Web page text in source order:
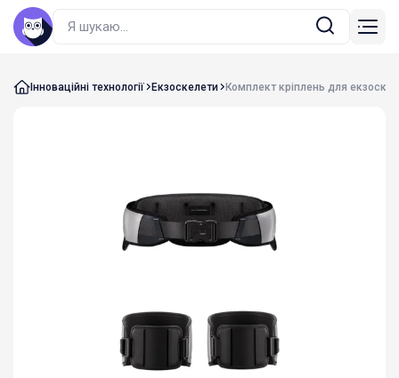
Інноваційні технології Екзоскелети Комплект кріплень для